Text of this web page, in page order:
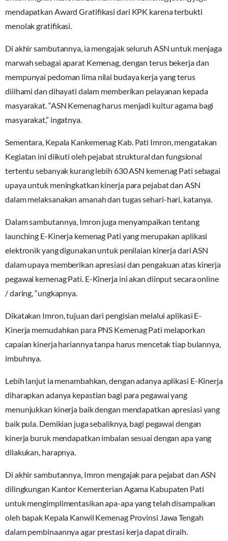
mendapatkan Award Gratifikasi dari KPK karena terbukti
menolak gratifikasi.
Di akhir sambutannya, ia mengajak seluruh ASN untuk menjaga
marwah sebagai aparat Kemenag, dengan terus bekerja dan
mempunyai pedoman lima nilai budaya kerja yang terus
diilhami dan dihayati dalam memberikan pelayanan kepada
masyarakat. “ASN Kemenag harus menjadi kultur agama bagi
masyarakat,” ingatnya.
Sementara, Kepala Kankemenag Kab. Pati Imron, mengatakan
Kegiatan ini diikuti oleh pejabat struktural dan fungsional
tertentu sebanyak kurang lebih 630 ASN kemenag Pati sebagai
upaya untuk meningkatkan kinerja para pejabat dan ASN
dalam melaksanakan amanah dan tugas sehari-hari, katanya.
Dalam sambutannya, Imron juga menyampaikan tentang
launching E-Kinerja kemenag Pati yang merupakan aplikasi
elektronik yang digunakan untuk penilaian kinerja dari ASN
dalam upaya memberikan apresiasi dan pengakuan atas kinerja
pegawai kemenag Pati. E-Kinerja ini akan diinput secara online
/ daring, “ungkapnya.
Dikatakan Imron, tujuan dari pengisian melalui aplikasi E-
Kinerja memudahkan para PNS Kemenag Pati melaporkan
capaian kinerja hariannya tanpa harus mencetak tiap bulannya,
imbuhnya.
Lebih lanjut ia menambahkan, dengan adanya aplikasi E-Kinerja
diharapkan adanya kepastian bagi para pegawai yang
menunjukkan kinerja baik dengan mendapatkan apresiasi yang
baik pula. Demikian juga sebaliknya, bagi pegawai dengan
kinerja buruk mendapatkan imbalan sesuai dengan apa yang
dilakukan, harapnya.
Di akhir sambutannya, Imron mengajak para pejabat dan ASN
dilingkungan Kantor Kementerian Agama Kabupaten Pati
untuk mengimplimentasikan apa-apa yang telah disampaikan
oleh bapak Kepala Kanwil Kemenag Provinsi Jawa Tengah
dalam pembinaannya agar prestasi kerja dapat diraih.